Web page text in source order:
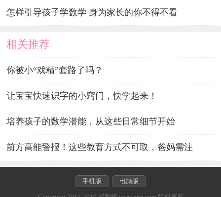
怎样引导孩子学数学 身为家长的你不得不看
相关推荐
你被小“戏精”套路了吗？
让宝宝快速识字的小窍门，快学起来！
培养孩子的数学潜能，从这些日常细节开始
前方高能警报！这些教育方式不可取，爸妈需注
手机版 电脑版